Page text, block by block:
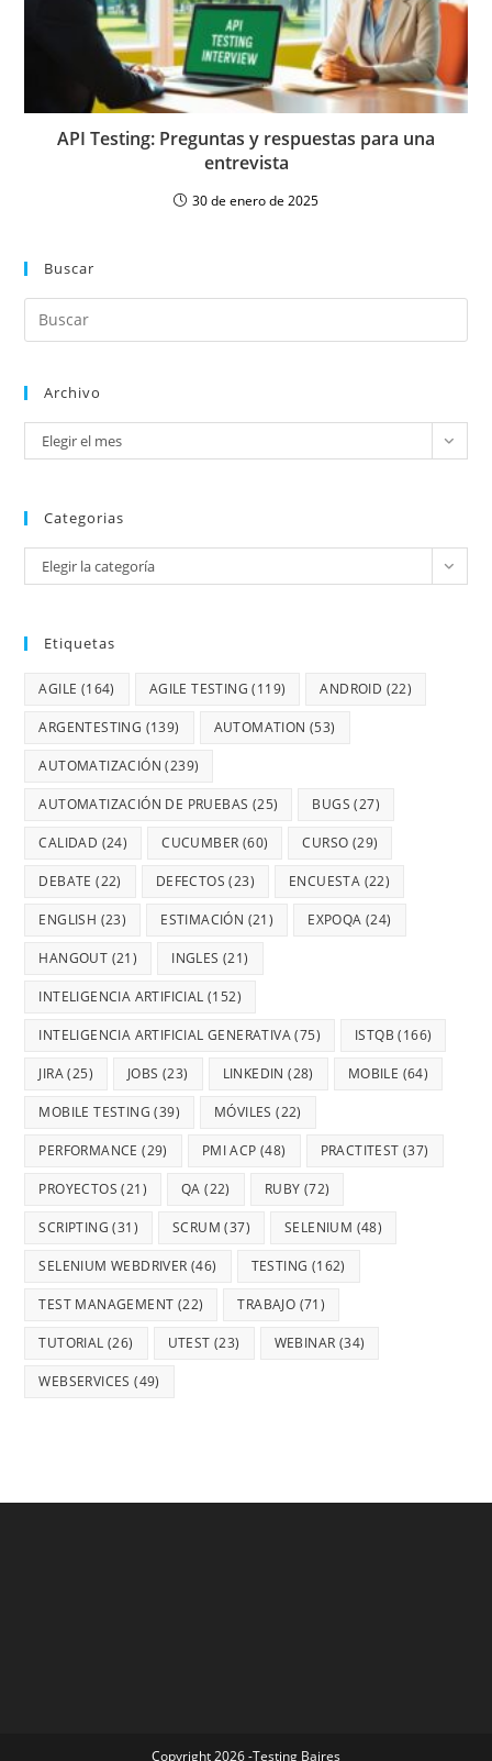
API Testing: Preguntas y respuestas para una
entrevista
30 de enero de 2025
Buscar
Archivo
Elegir el mes
Categorias
Elegir la categoría
Etiquetas
AGILE (164) AGILE TESTING (119) ANDROID (22)
ARGENTESTING (139) AUTOMATION (53)
AUTOMATIZACIÓN (239)
AUTOMATIZACIÓN DE PRUEBAS (25) BUGS (27)
CALIDAD (24) CUCUMBER (60) CURSO (29)
DEBATE (22) DEFECTOS (23) ENCUESTA (22)
ENGLISH (23) ESTIMACIÓN (21) EXPOQA (24)
HANGOUT (21) INGLES (21)
INTELIGENCIA ARTIFICIAL (152)
INTELIGENCIA ARTIFICIAL GENERATIVA(75) ISTQB (166)
JIRA(25) JOBS (23) LINKEDIN (28) MOBILE (64)
MOBILE TESTING (39) MÓVILES (22)
PERFORMANCE (29) PMI ACP (48) PRACTITEST (37)
PROYECTOS (21) QA (22) RUBY (72)
SCRIPTING (31) SCRUM (37) SELENIUM (48)
SELENIUM WEBDRIVER (46) TESTING (162)
TEST MANAGEMENT (22) TRABAJO (71)
TUTORIAL (26) UTEST (23) WEBINAR (34)
WEBSERVICES (49)
Copyright 2026 -Testing Baires